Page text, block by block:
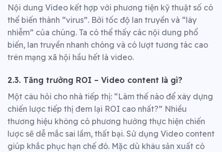
Nội dung Video kết hợp với phương tiện kỹ thuật số có
thể biến thành “virus”. Bởi tốc độ lan truyền và “lây
nhiễm” của chúng. Ta có thể thấy các nội dung phổ
biến, lan truyền nhanh chóng và có lượt tương tác cao
trên mạng xã hội hầu hết là video.
2.3. Tăng trưởng ROI – Video content là gì?
Một câu hỏi cho nhà tiếp thị: “Làm thế nào để xây dựng
chiến lược tiếp thị đem lại ROI cao nhất?” Nhiều
thương hiệu không có phương hướng thực hiện chiến
lược sẽ dễ mắc sai lầm, thất bại. Sử dụng Video content
giúp khắc phục hạn chế đó. Mặc dù khâu sản xuất có